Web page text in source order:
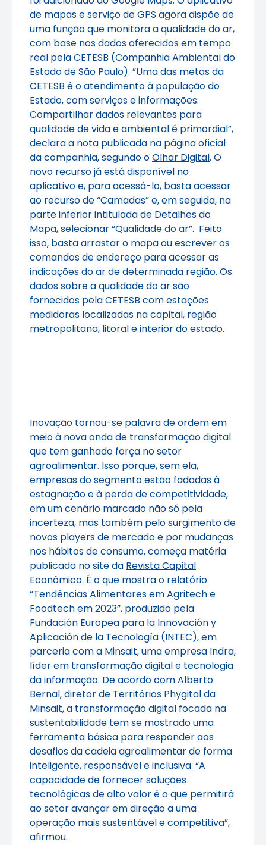
de mapas e serviço de GPS agora dispõe de
uma função que monitora a qualidade do ar,
com base nos dados oferecidos em tempo
real pela CETESB (Companhia Ambiental do
Estado de São Paulo). ”Uma das metas da
CETESB é o atendimento à população do
Estado, com serviços e informações.
Compartilhar dados relevantes para
qualidade de vida e ambiental é primordial”,
declara a nota publicada na página oficial
da companhia, segundo oOlhar Digital. O
novo recurso já está disponível no
aplicativo e, para acessá-lo, basta acessar
ao recurso de “Camadas” e, em seguida, na
parte inferior intitulada de Detalhes do
Mapa, selecionar “Qualidade do ar”. Feito
isso, basta arrastar o mapa ou escrever os
comandos de endereço para acessar as
indicações do ar de determinada região. Os
dados sobre a qualidade do ar são
fornecidos pela CETESB com estações
medidoras localizadas na capital, região
metropolitana, litoral e interior do estado.
Inovação tornou-se palavra de ordem em
meio à nova onda de transformação digital
que tem ganhado força no setor
agroalimentar. Isso porque, sem ela,
empresas do segmento estão fadadas à
estagnação e à perda de competitividade,
em um cenário marcado não só pela
incerteza, mas também pelo surgimento de
novos players de mercado e por mudanças
nos hábitos de consumo, começa matéria
publicada no site da Revista Capital
Econômico. É o que mostra o relatório
“Tendências Alimentares em Agritech e
Foodtech em 2023”, produzido pela
Fundación Europea para la Innovación y
Aplicación de la Tecnología (INTEC), em
parceria com a Minsait, uma empresa Indra,
líder em transformação digital e tecnologia
da informação. De acordo com Alberto
Bernal, diretor de Territórios Phygital da
Minsait, a transformação digital focada na
sustentabilidade tem se mostrado uma
ferramenta básica para responder aos
desafios da cadeia agroalimentar de forma
inteligente, responsável e inclusiva. “A
capacidade de fornecer soluções
tecnológicas de alto valor é o que permitirá
ao setor avançar em direção a uma
operação mais sustentável e competitiva”,
afirmou.